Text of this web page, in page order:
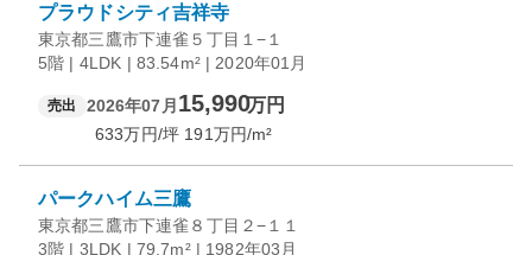
プラウドシティ吉祥寺
東京都三鷹市下連雀５丁目１−１
5階 | 4LDK | 83.54m² | 2020年01月
売出 2026年07月 15,990万円
633万円/坪 191万円/m²
パークハイム三鷹
東京都三鷹市下連雀８丁目２−１１
3階 | 3LDK | 79.7m² | 1982年03月